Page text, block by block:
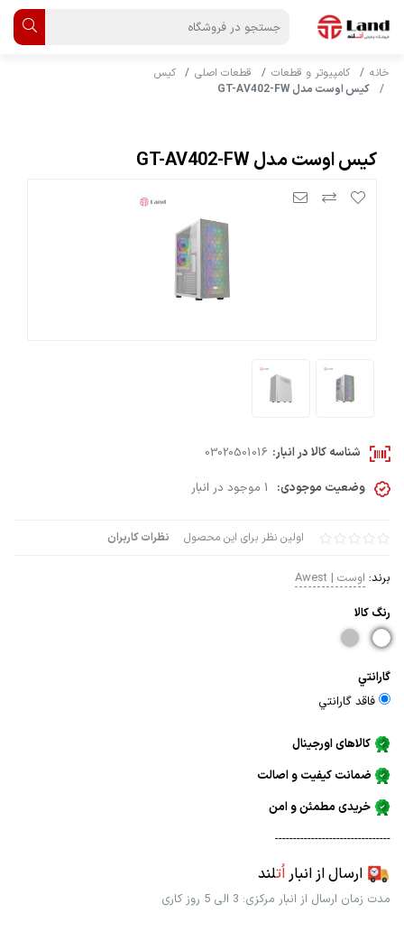
خانه کامپیوتر و قطعات قطعات اصلی
کیس
کیس اوست مدل GT-AV402-FW
کیس اوست مدل GT-AV402-FW
اولین نظر برای این محصول نظرات کاربران
برند: اوست | Awest
رنگ كالا
گارانتي
فاقد گارانتي
کالاهای اورجینال
ضمانت کیفیت و اصالت
خریدی مطمئن و امن
--------------------------------
ارسال از انباراُتلند
مدت زمان ارسال از انبار مرکزی: 3 الی 5 روز کاری
شناسه کالا در انبار: 03020501016
وضعیت موجودی: 1 موجود در انبار